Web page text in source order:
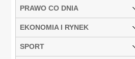
PRAWO CO DNIA
EKONOMIA I RYNEK
SPORT